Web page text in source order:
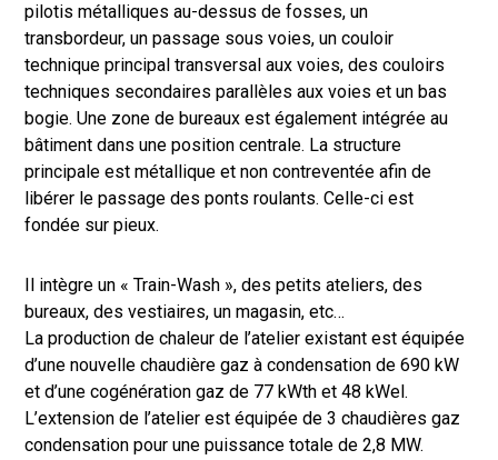
pilotis métalliques au-dessus de fosses, un
transbordeur, un passage sous voies, un couloir
technique principal transversal aux voies, des couloirs
techniques secondaires parallèles aux voies et un bas
bogie. Une zone de bureaux est également intégrée au
bâtiment dans une position centrale. La structure
principale est métallique et non contreventée afin de
libérer le passage des ponts roulants. Celle-ci est
fondée sur pieux.
Il intègre un « Train-Wash », des petits ateliers, des
bureaux, des vestiaires, un magasin, etc…
La production de chaleur de l’atelier existant est équipée
d’une nouvelle chaudière gaz à condensation de 690 kW
et d’une cogénération gaz de 77 kWth et 48 kWel.
L’extension de l’atelier est équipée de 3 chaudières gaz
condensation pour une puissance totale de 2,8 MW.